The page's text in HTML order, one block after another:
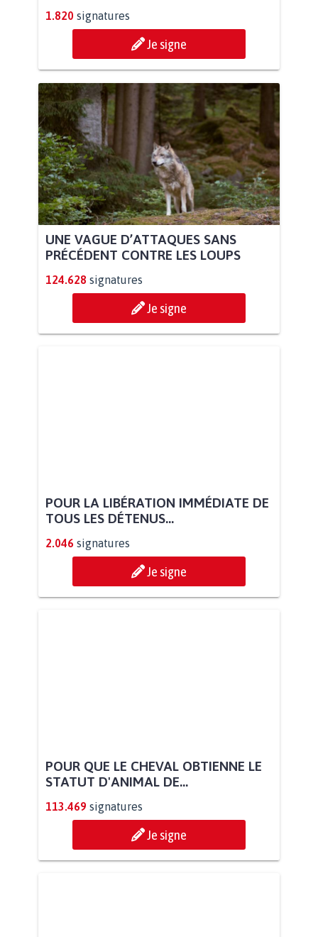
1.820 signatures
Je signe
UNE VAGUE D’ATTAQUES SANS
PRÉCÉDENT CONTRE LES LOUPS
124.628 signatures
Je signe
POUR LA LIBÉRATION IMMÉDIATE DE
TOUS LES DÉTENUS...
2.046 signatures
Je signe
POUR QUE LE CHEVAL OBTIENNE LE
STATUT D'ANIMAL DE...
113.469 signatures
Je signe